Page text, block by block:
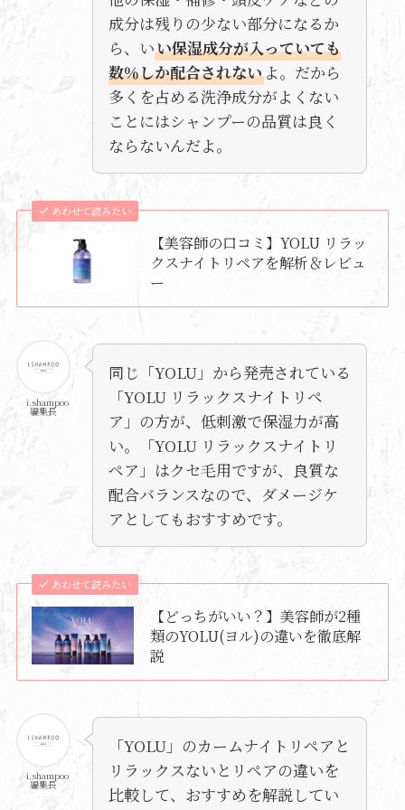
成分は残りの少ない部分になるか
ら、いい保湿成分が入っていても
数％しか配合されないよ。だから
多くを占める洗浄成分がよくない
ことにはシャンプーの品質は良く
ならないんだよ。
あわせて読みたい
【美容師の口コミ】YOLU リラッ
クスナイトリペアを解析＆レビュ
ー
i.shampoo
編集長
同じ「YOLU」から発売されている
「YOLU リラックスナイトリペ
ア」の方が、低刺激で保湿力が高
い。「YOLU リラックスナイトリ
ペア」はクセ毛用ですが、良質な
配合バランスなので、ダメージケ
アとしてもおすすめです。
あわせて読みたい
【どっちがいい？】美容師が2種
類のYOLU(ヨル)の違いを徹底解
説
i.shampoo
編集長
「YOLU」のカームナイトリペアと
リラックスないとリペアの違いを
比較して、おすすめを解説してい